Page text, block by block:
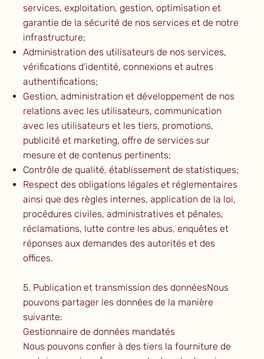
services, exploitation, gestion, optimisation et
garantie de la sécurité de nos services et de notre
infrastructure;
Administration des utilisateurs de nos services,
vérifications d’identité, connexions et autres
authentifications;
Gestion, administration et développement de nos
relations avec les utilisateurs, communication
avec les utilisateurs et les tiers, promotions,
publicité et marketing, offre de services sur
mesure et de contenus pertinents;
Contrôle de qualité, établissement de statistiques;
Respect des obligations légales et réglementaires
ainsi que des règles internes, application de la loi,
procédures civiles, administratives et pénales,
réclamations, lutte contre les abus, enquêtes et
réponses aux demandes des autorités et des
offices.
5. Publication et transmission des donnéesNous
pouvons partager les données de la manière
suivante:
Gestionnaire de données mandatés
Nous pouvons confier à des tiers la fourniture de